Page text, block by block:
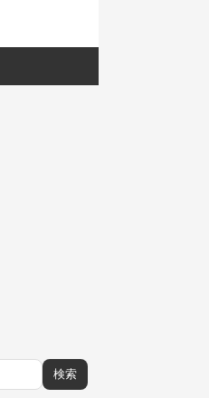
検索